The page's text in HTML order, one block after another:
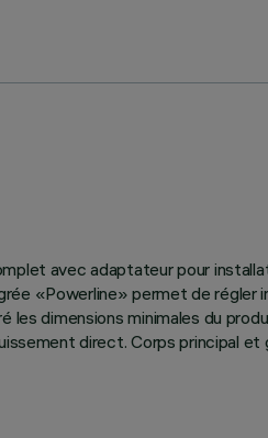
avec adaptateur pour
«Powerline» permet de
les dimensions minimales du
direct. Corps principal